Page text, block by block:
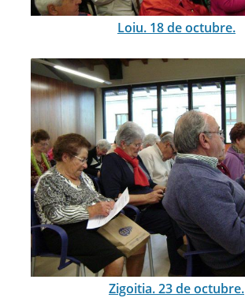
Loiu. 18 de octubre.
Zigoitia. 23 de octubre.